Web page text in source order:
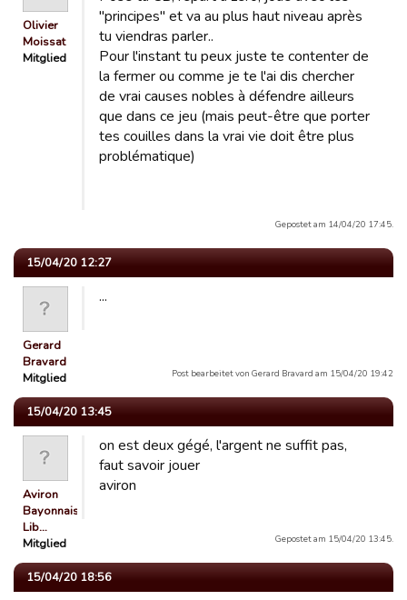
Olivier
Moissat
Mitglied
"principes" et va au plus haut niveau après
tu viendras parler..
Pour l'instant tu peux juste te contenter de
la fermer ou comme je te l'ai dis chercher
de vrai causes nobles à défendre ailleurs
que dans ce jeu (mais peut-être que porter
tes couilles dans la vrai vie doit être plus
problématique)
Gepostet am 14/04/20 17:45.
15/04/20 12:27
Gerard
Bravard
Mitglied
...
Post bearbeitet von Gerard Bravard am 15/04/20 19:42
15/04/20 13:45
Aviron
Bayonnais
Lib…
Mitglied
on est deux gégé, l'argent ne suffit pas,
faut savoir jouer
aviron
Gepostet am 15/04/20 13:45.
15/04/20 18:56